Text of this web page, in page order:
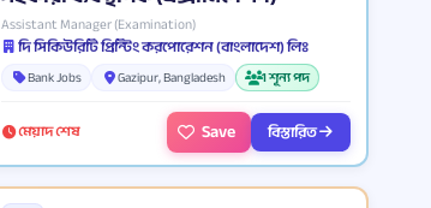
Assistant Manager (Examination)
দি সিকিউরিটি প্রিন্টিং করপোরেশন (বাংলাদেশ) লিঃ
Bank Jobs Gazipur, Bangladesh 1 শূন্য পদ
মেয়াদ শেষ Save বিস্তারিত